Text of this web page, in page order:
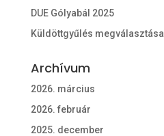
DUE Gólyabál 2025
Küldöttgyűlés megválasztása
Archívum
2026. március
2026. február
2025. december